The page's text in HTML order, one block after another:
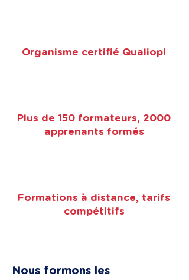
Organisme certifié Qualiopi
Plus de 150 formateurs, 2000
apprenants formés
Formations à distance, tarifs
compétitifs
Nous formons les